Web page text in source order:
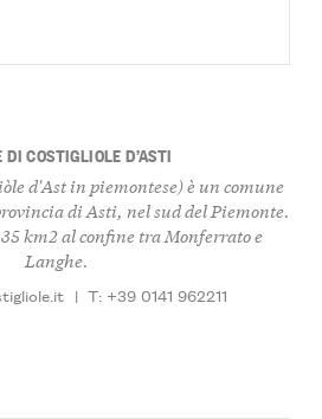
DI COSTIGLIOLE D’ASTI
d'Ast in piemontese) è un comune
di Asti, nel sud del Piemonte.
km2 al confine tra Monferrato e
Langhe.
| T: +39 0141 962211